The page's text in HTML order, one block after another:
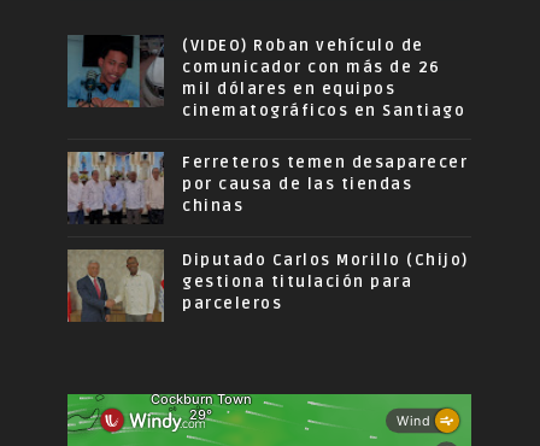
(VIDEO) Roban vehículo de
comunicador con más de 26
mil dólares en equipos
cinematográficos en Santiago
Ferreteros temen desaparecer
por causa de las tiendas
chinas
Diputado Carlos Morillo (Chijo)
gestiona titulación para
parceleros